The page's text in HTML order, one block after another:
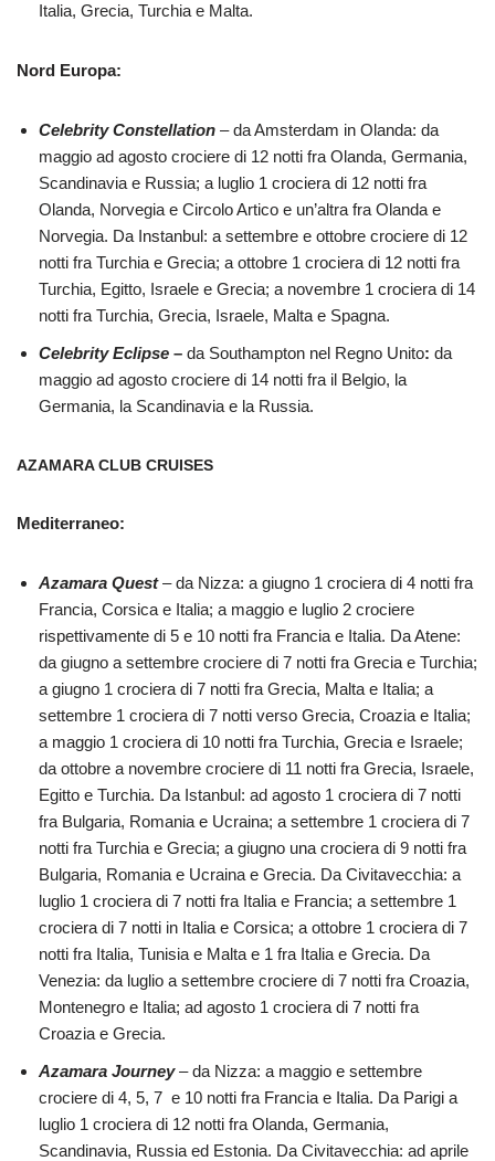
Italia, Grecia, Turchia e Malta.
Nord Europa:
CelebrityConstellation – da Amsterdam in Olanda: da
maggio ad agosto crociere di 12 notti fra Olanda, Germania,
Scandinavia e Russia; a luglio 1 crociera di 12 notti fra
Olanda, Norvegia e Circolo Artico e un’altra fra Olanda e
Norvegia. Da Instanbul: a settembre e ottobre crociere di 12
notti fra Turchia e Grecia; a ottobre 1 crociera di 12 notti fra
Turchia, Egitto, Israele e Grecia; a novembre 1 crociera di 14
notti fra Turchia, Grecia, Israele, Malta e Spagna.
Celebrity Eclipse – da Southampton nel Regno Unito: da
maggio ad agosto crociere di 14 notti fra il Belgio, la
Germania, la Scandinavia e la Russia.
AZAMARA CLUB CRUISES
Mediterraneo:
Azamara Quest – da Nizza: a giugno 1 crociera di 4 notti fra
Francia, Corsica e Italia; a maggio e luglio 2 crociere
rispettivamente di 5 e 10 notti fra Francia e Italia. Da Atene:
da giugno a settembre crociere di 7 notti fra Grecia e Turchia;
a giugno 1 crociera di 7 notti fra Grecia, Malta e Italia; a
settembre 1 crociera di 7 notti verso Grecia, Croazia e Italia;
a maggio 1 crociera di 10 notti fra Turchia, Grecia e Israele;
da ottobre a novembre crociere di 11 notti fra Grecia, Israele,
Egitto e Turchia. Da Istanbul: ad agosto 1 crociera di 7 notti
fra Bulgaria, Romania e Ucraina; a settembre 1 crociera di 7
notti fra Turchia e Grecia; a giugno una crociera di 9 notti fra
Bulgaria, Romania e Ucraina e Grecia. Da Civitavecchia: a
luglio 1 crociera di 7 notti fra Italia e Francia; a settembre 1
crociera di 7 notti in Italia e Corsica; a ottobre 1 crociera di 7
notti fra Italia, Tunisia e Malta e 1 fra Italia e Grecia. Da
Venezia: da luglio a settembre crociere di 7 notti fra Croazia,
Montenegro e Italia; ad agosto 1 crociera di 7 notti fra
Croazia e Grecia.
Azamara Journey – da Nizza: a maggio e settembre
crociere di 4, 5, 7 e 10 notti fra Francia e Italia. Da Parigi a
luglio 1 crociera di 12 notti fra Olanda, Germania,
Scandinavia, Russia ed Estonia. Da Civitavecchia: ad aprile